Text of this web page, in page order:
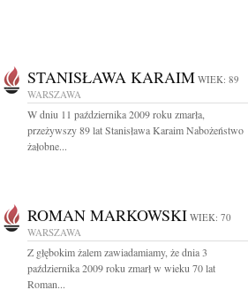
STANISŁAWA KARAIM WIEK: 89
WARSZAWA
W dniu 11 października 2009 roku zmarła,
przeżywszy 89 lat Stanisława Karaim Nabożeństwo
żałobne...
ROMAN MARKOWSKI WIEK: 70
WARSZAWA
Z głębokim żalem zawiadamiamy, że dnia 3
października 2009 roku zmarł w wieku 70 lat
Roman...